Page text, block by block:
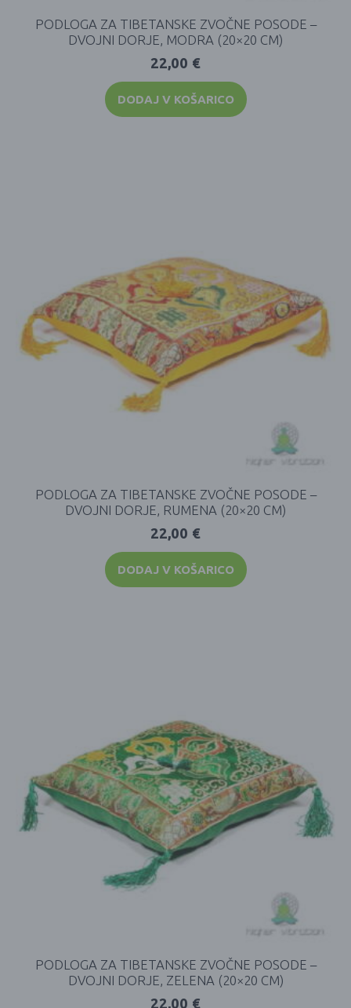
PODLOGA ZA TIBETANSKE ZVOČNE POSODE –
DVOJNI DORJE, MODRA (20×20 CM)
22,00 €
DODAJ V KOŠARICO
PODLOGA ZA TIBETANSKE ZVOČNE POSODE –
DVOJNI DORJE, RUMENA (20×20 CM)
22,00 €
DODAJ V KOŠARICO
PODLOGA ZA TIBETANSKE ZVOČNE POSODE –
DVOJNI DORJE, ZELENA (20×20 CM)
22,00 €